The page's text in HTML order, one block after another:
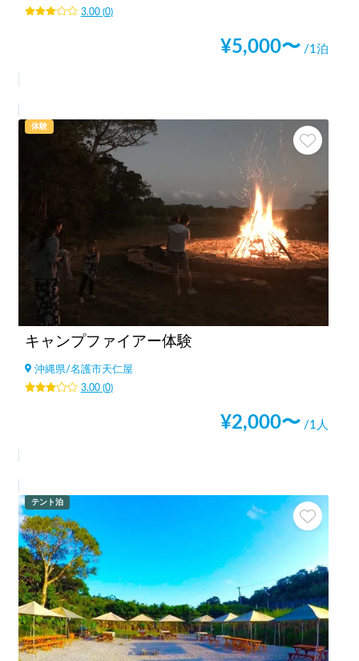
3.00(0)
¥5,000〜 /1泊
体験
キャンプファイアー体験
沖縄県/名護市天仁屋
3.00(0)
¥2,000〜 /1人
テント泊